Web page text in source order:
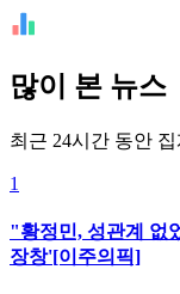
많이 본 뉴스
최근 24시간 동안
1
"황정민, 성관계 없
장창'[이주의픽]